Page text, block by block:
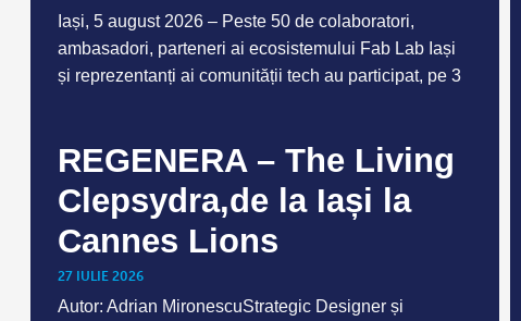
Iași, 5 august 2026 – Peste 50 de colaboratori,
ambasadori, parteneri ai ecosistemului Fab Lab Iași
și reprezentanți ai comunității tech au participat, pe 3
REGENERA – The Living
Clepsydra,de la Iași la
Cannes Lions
27 IULIE 2026
Autor: Adrian MironescuStrategic Designer și